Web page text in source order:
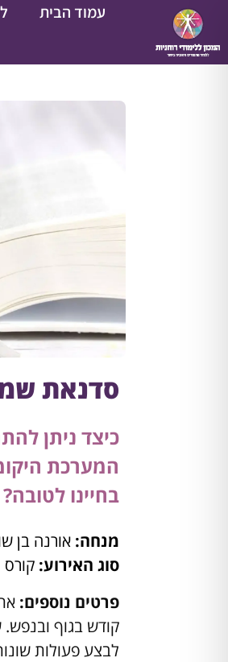
עמוד הבית
סדנאת
כיצד ניתן
המערכת
בחיינו לטובה?
מנחה: אורנה בן
סוג האירוע:
פרטים נוספים:
קודש בגוף
לבצע פעולות